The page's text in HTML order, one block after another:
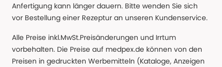
Anfertigung kann länger dauern. Bitte wenden Sie sich
vor Bestellung einer Rezeptur an unseren Kundenservice.
Alle Preise inkl.MwSt.Preisänderungen und Irrtum
vorbehalten. Die Preise auf medpex.de können von den
Preisen in gedruckten Werbemitteln (Kataloge, Anzeigen